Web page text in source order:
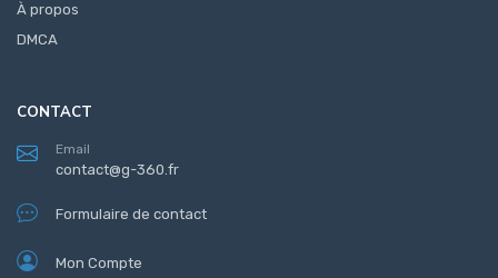
À propos
DMCA
CONTACT
Email
contact@g-360.fr
Formulaire de contact
Mon Compte